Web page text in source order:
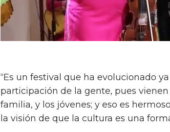
“Es un festival que ha evolucionado
participación de la gente, pues
familia, y los jóvenes; y eso es
la visión de que la cultura es una